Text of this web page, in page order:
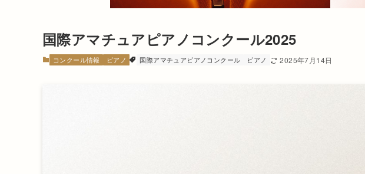
国際アマチュアピアノコンクール2025
コンクール情報 ピアノ 国際アマチュアピアノコンクール ピアノ 2025年7月14日